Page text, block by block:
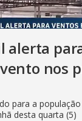
alerta
nos
para a
desta quarta (5)